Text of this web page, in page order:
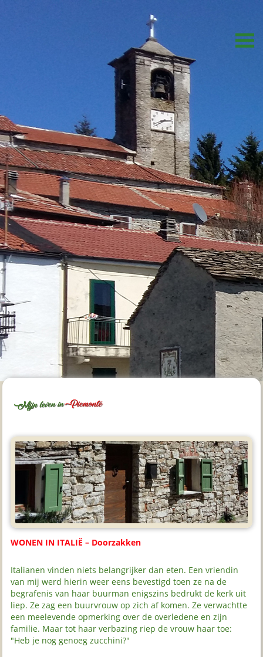
WONEN IN ITALIË – Doorzakken
Italianen vinden niets belangrijker dan eten. Een vriendin
van mij werd hierin weer eens bevestigd toen ze na de
begrafenis van haar buurman enigszins bedrukt de kerk uit
liep. Ze zag een buurvrouw op zich af komen. Ze verwachtte
een meelevende opmerking over de overledene en zijn
familie. Maar tot haar verbazing riep de vrouw haar toe:
"Heb je nog genoeg zucchini?"